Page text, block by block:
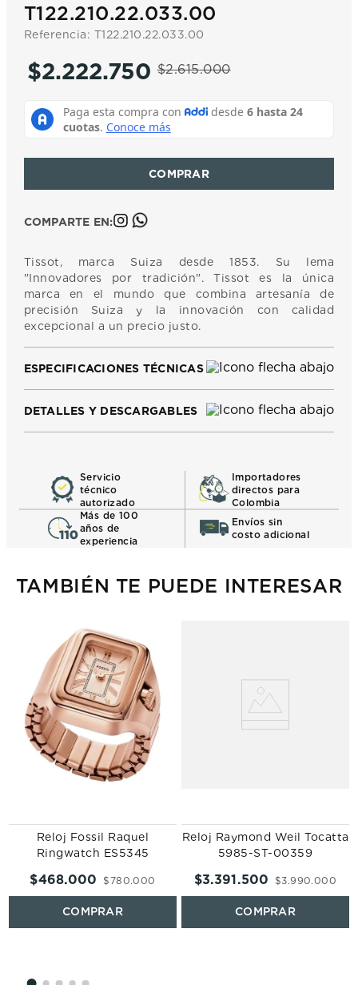
T122.210.22.033.00
Referencia: T122.210.22.033.00
$2.615.000
$2.222.750
COMPARTE EN:
Tissot, marca Suiza desde 1853. Su lema
"Innovadores por tradición". Tissot es la única
marca en el mundo que combina artesanía de
precisión Suiza y la innovación con calidad
excepcional a un precio justo.
ESPECIFICACIONES TÉCNICAS
DETALLES Y DESCARGABLES
Servicio
técnico
autorizado
Importadores
directos para
Colombia
Más de 100
años de
experiencia
Envíos sin
costo adicional
TAMBIÉN TE PUEDE INTERESAR
Reloj Fossil Raquel
Ringwatch ES5345
$780.000
$468.000
Reloj Raymond Weil Tocatta
5985-ST-00359
$3.990.000
$3.391.500